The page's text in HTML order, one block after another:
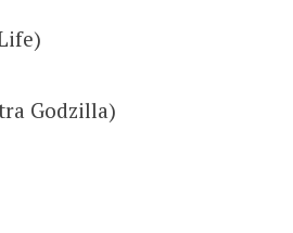
Godzilla)